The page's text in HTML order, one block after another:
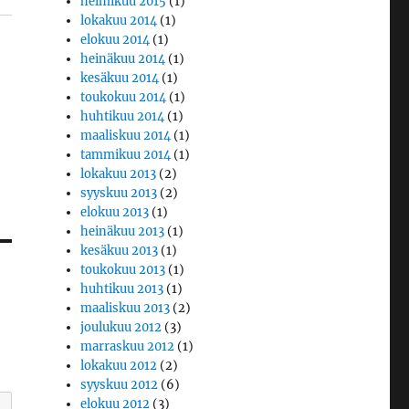
lokakuu 2014(1)
elokuu 2014(1)
heinäkuu 2014(1)
kesäkuu 2014(1)
toukokuu 2014(1)
huhtikuu 2014(1)
maaliskuu 2014(1)
tammikuu 2014(1)
lokakuu 2013 (2)
syyskuu 2013 (2)
elokuu 2013 (1)
heinäkuu 2013 (1)
kesäkuu 2013 (1)
toukokuu 2013 (1)
huhtikuu 2013 (1)
maaliskuu 2013 (2)
joulukuu 2012 (3)
marraskuu 2012 (1)
lokakuu 2012 (2)
syyskuu 2012 (6)
elokuu 2012 (3)